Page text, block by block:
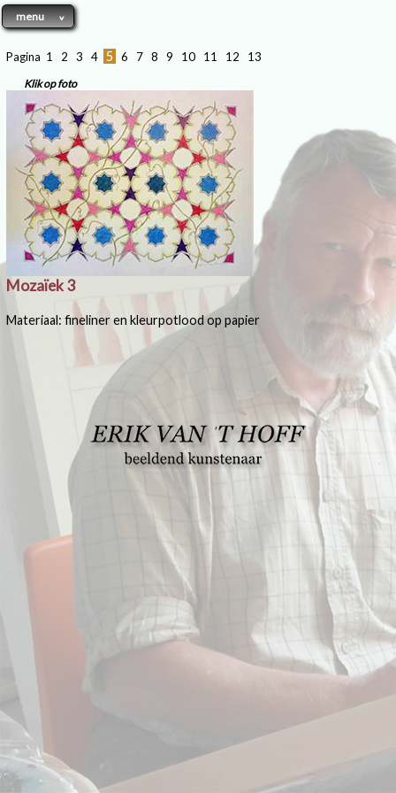
menu
Pagina 1 2 3 4 5 6 7 8 9 10 11 12 13
Klik op foto
Mozaïek 3
Materiaal: fineliner en kleurpotlood op papier